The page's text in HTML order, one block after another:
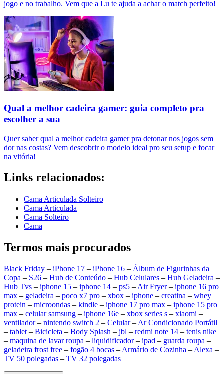
jogo e no trabalho. Vem que a Lu te ajuda a achar o match perfeito!
Qual a melhor cadeira gamer: guia completo pra
escolher a sua
Quer saber qual a melhor cadeira gamer pra detonar nos jogos sem
dor nas costas? Vem descobrir o modelo ideal pro seu setup e focar
na vitória!
Links relacionados:
Cama Articulada Solteiro
Cama Articulada
Cama Solteiro
Cama
Termos mais procurados
Black Friday – iPhone 17 – iPhone 16 – Álbum de Figurinhas da
Copa – S26 – Hub de Conteúdo – Hub Celulares – Hub Geladeira –
Hub Tvs – iphone 15 – iphone 14 – ps5 – Air Fryer– iphone 16 pro
max – geladeira – poco x7 pro – xbox – iphone – creatina – whey
protein – microondas – kindle – iphone 17 pro max – iphone 15 pro
max – celular samsung – iphone 16e – xbox series s – xiaomi –
ventilador– nintendo switch 2 – Celular– Ar Condicionado Portátil
– tablet – Bicicleta – Body Splash – jbl – redmi note 14 – tenis nike
– maquina de lavar roupa – liquidificador– ipad – guarda roupa –
geladeira frost free – fogão 4 bocas – Armário de Cozinha – Alexa –
TV 50 polegadas – TV 32 polegadas